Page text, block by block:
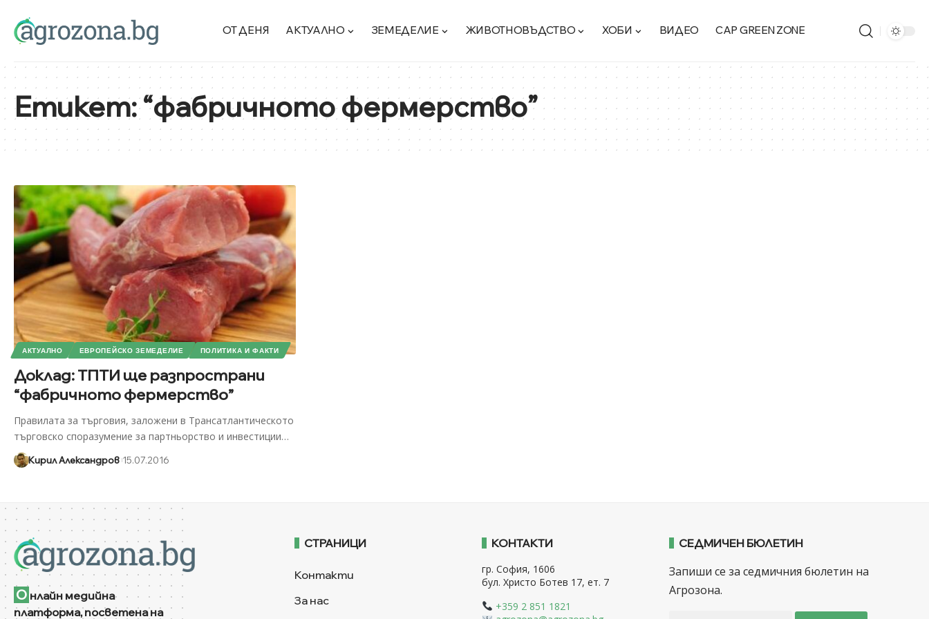
ОТ ДЕНЯ АКТУАЛНО ЗЕМЕДЕЛИЕ ЖИВОТНОВЪДСТВО ХОБИ ВИДЕО CAP GREEN ZONE
Етикет:“фабричното фермерство”
АКТУАЛНО ЕВРОПЕЙСКО ЗЕМЕДЕЛИЕ ПОЛИТИКА И ФАКТИ
Доклад: ТПТИ ще разпространи
“фабричното фермерство”
Правилата за търговия, заложени в Трансатлантическото
търговско споразумение за партньорство и инвестиции…
Кирил Александров 15.07.2016
О нлайн медийна
платформа, посветена на
СТРАНИЦИ
Контакти
За нас
КОНТАКТИ
гр. София, 1606
бул. Христо Ботев 17, ет. 7
+359 2 851 1821
СЕДМИЧЕН БЮЛЕТИН
Запиши се за седмичния бюлетин на
Агрозона.